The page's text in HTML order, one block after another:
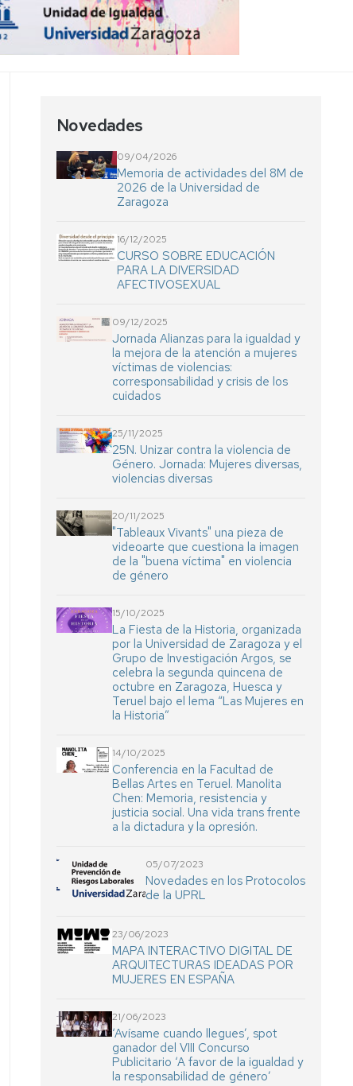
Novedades
09/04/2026
Memoria de actividades del 8M de
2026 de la Universidad de
Zaragoza
16/12/2025
CURSO SOBRE EDUCACIÓN
PARA LA DIVERSIDAD
AFECTIVOSEXUAL
09/12/2025
Jornada Alianzas para la igualdad y
la mejora de la atención a mujeres
víctimas de violencias:
corresponsabilidad y crisis de los
cuidados
25/11/2025
25N. Unizar contra la violencia de
Género. Jornada: Mujeres diversas,
violencias diversas
20/11/2025
"Tableaux Vivants" una pieza de
videoarte que cuestiona la imagen
de la "buena víctima" en violencia
de género
15/10/2025
La Fiesta de la Historia, organizada
por la Universidad de Zaragoza y el
Grupo de Investigación Argos, se
celebra la segunda quincena de
octubre en Zaragoza, Huesca y
Teruel bajo el lema “Las Mujeres en
la Historia”
14/10/2025
Conferencia en la Facultad de
Bellas Artes en Teruel. Manolita
Chen: Memoria, resistencia y
justicia social. Una vida trans frente
a la dictadura y la opresión.
05/07/2023
Novedades en los Protocolos
de la UPRL
23/06/2023
MAPA INTERACTIVO DIGITAL DE
ARQUITECTURAS IDEADAS POR
MUJERES EN ESPAÑA
21/06/2023
‘Avísame cuando llegues’, spot
ganador del VIII Concurso
Publicitario ‘A favor de la igualdad y
la responsabilidad de género’